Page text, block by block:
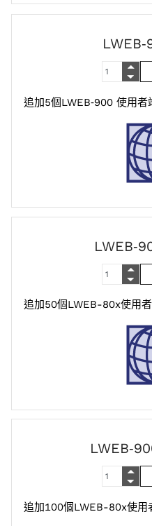
追加5個LWEB‑900 使用者
追加50個LWEB-80x使用
追加100個LWEB-80x使用